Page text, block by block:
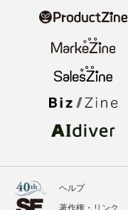
ヘルプ
著作権・リンク